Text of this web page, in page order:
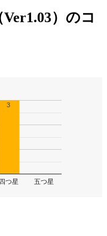
）のコ
四つ星 五つ星
3